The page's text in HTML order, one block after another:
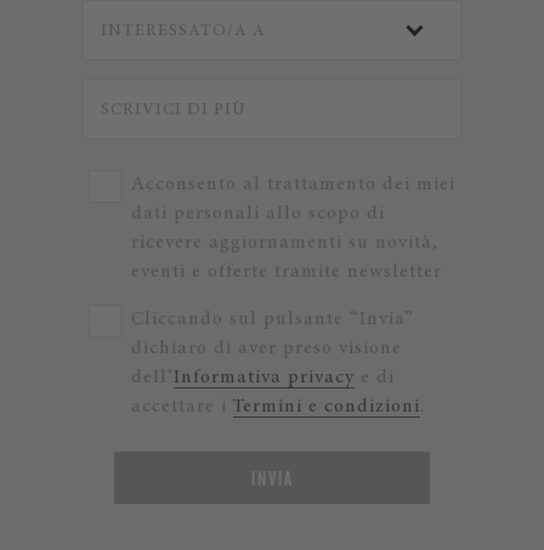
Acconsento al trattamento dei miei
dati personali allo scopo di
ricevere aggiornamenti su novità,
eventi e offerte tramite newsletter
Cliccando sul pulsante “Invia”
dichiaro di aver preso visione
dell’Informativa privacy e di
accettare i Termini e condizioni.
INVIA